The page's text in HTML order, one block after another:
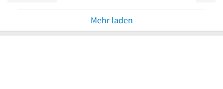
Mehr laden